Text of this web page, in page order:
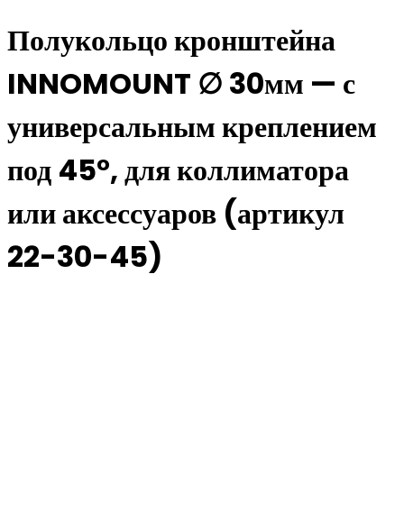
Полукольцо кронштейна
INNOMOUNT ∅ 30мм — с
универсальным креплением
под 45°, для коллиматора
или аксессуаров (артикул
22-30-45)